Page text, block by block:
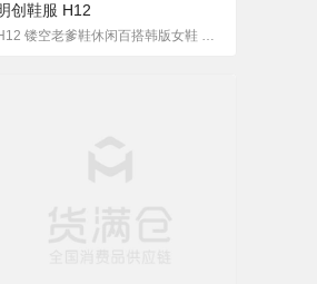
创鞋服 H12
H12 镂空老爹鞋休闲百搭韩版女鞋 附视频